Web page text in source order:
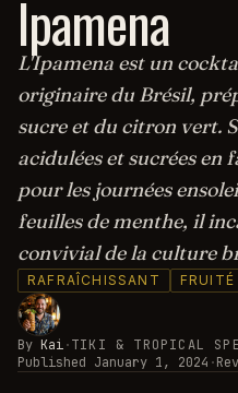
Ipamena
L'Ipamena est un
originaire du Brésil,
sucre et du citron vert.
acidulées et sucrées en
pour les journées
feuilles de menthe, il
convivial de la culture
RAFRAÎCHISSANT FRUITÉ
By Kai·TIKI & TROPICAL
Published January 1, 2024 ·